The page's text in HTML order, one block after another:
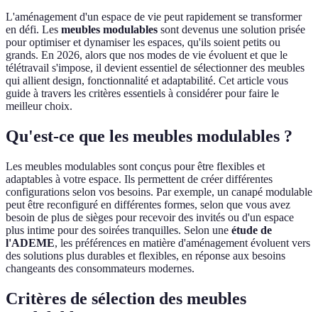
L'aménagement d'un espace de vie peut rapidement se transformer
en défi. Les meubles modulables sont devenus une solution prisée
pour optimiser et dynamiser les espaces, qu'ils soient petits ou
grands. En 2026, alors que nos modes de vie évoluent et que le
télétravail s'impose, il devient essentiel de sélectionner des meubles
qui allient design, fonctionnalité et adaptabilité. Cet article vous
guide à travers les critères essentiels à considérer pour faire le
meilleur choix.
Qu'est-ce que les meubles modulables ?
Les meubles modulables sont conçus pour être flexibles et
adaptables à votre espace. Ils permettent de créer différentes
configurations selon vos besoins. Par exemple, un canapé modulable
peut être reconfiguré en différentes formes, selon que vous avez
besoin de plus de sièges pour recevoir des invités ou d'un espace
plus intime pour des soirées tranquilles. Selon une étude de
l'ADEME, les préférences en matière d'aménagement évoluent vers
des solutions plus durables et flexibles, en réponse aux besoins
changeants des consommateurs modernes.
Critères de sélection des meubles